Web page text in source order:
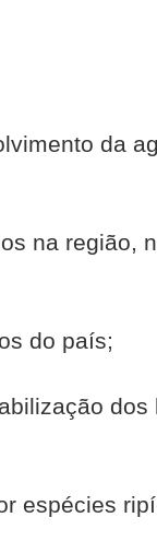
da
na região,
do país;
espécies